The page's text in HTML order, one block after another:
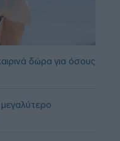
δώρα για όσους